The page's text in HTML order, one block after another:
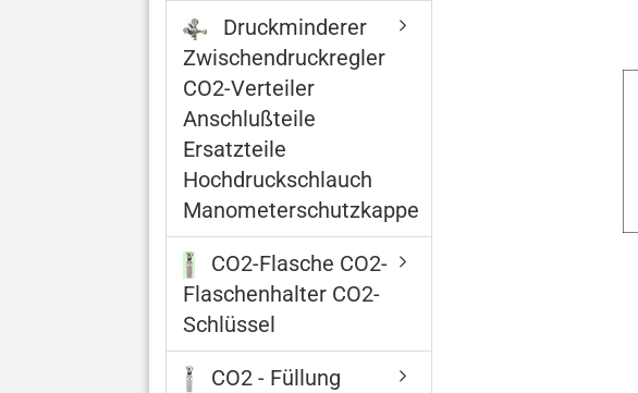
Druckminderer
Zwischendruckregler
CO2-Verteiler
Anschlußteile
Ersatzteile
Hochdruckschlauch
Manometerschutzkappe
CO2-Flasche CO2-
Flaschenhalter CO2-
Schlüssel
CO2 - Füllung